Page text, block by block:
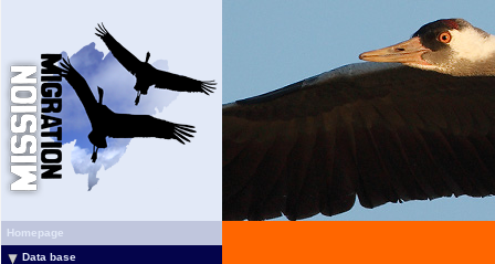
Homepage
Data base